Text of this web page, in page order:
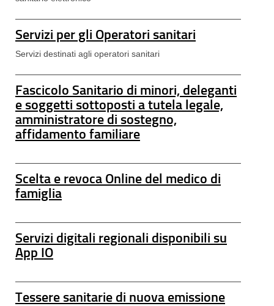
Servizi per gli Operatori sanitari
Servizi destinati agli operatori sanitari
Fascicolo Sanitario di minori, deleganti
e soggetti sottoposti a tutela legale,
amministratore di sostegno,
affidamento familiare
Scelta e revoca Online del medico di
famiglia
Servizi digitali regionali disponibili su
App IO
Tessere sanitarie di nuova emissione